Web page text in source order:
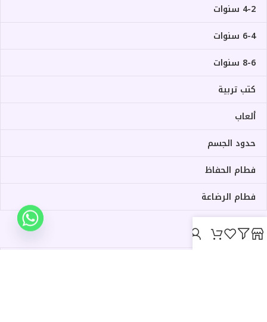
4-2 سنوات
6-4 سنوات
8-6 سنوات
كتب تربية
ألعاب
حدود الجسم
فطام الحفاظ
فطام الرضاعة
روابط مهمة :